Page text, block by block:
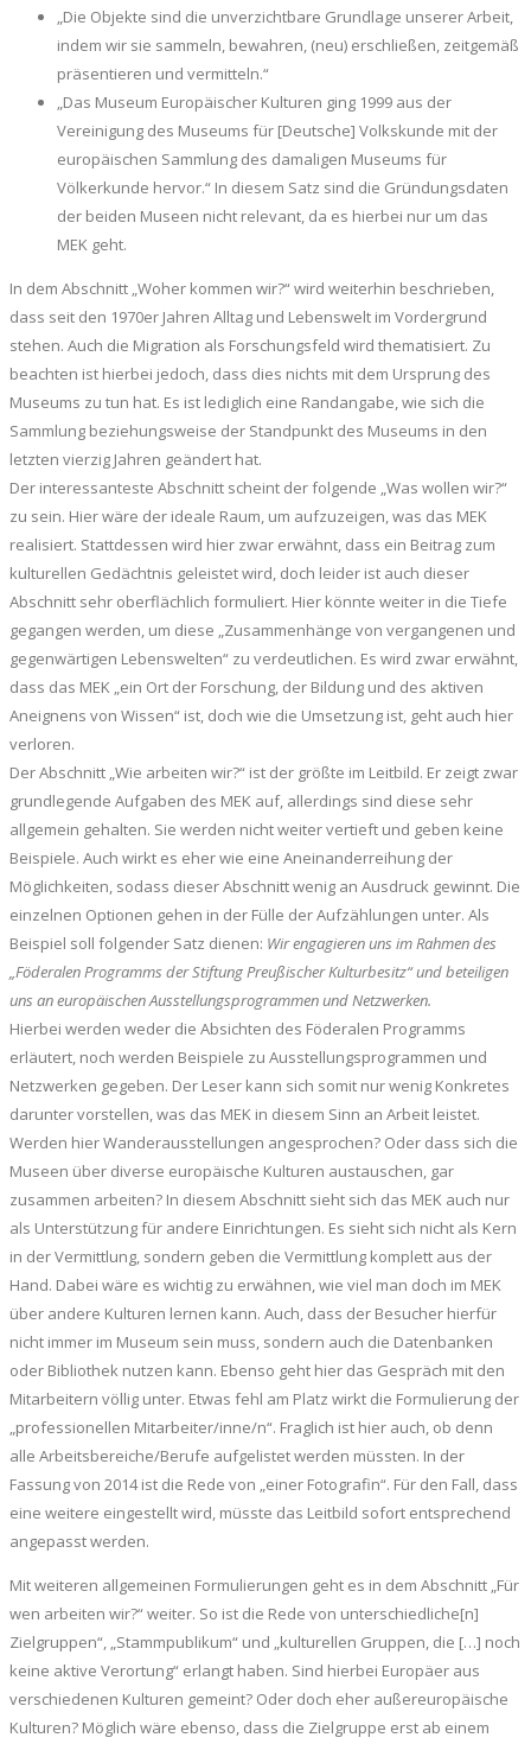
„Die Objekte sind die unverzichtbare Grundlage unserer Arbeit,
indem wir sie sammeln, bewahren, (neu) erschließen, zeitgemäß
präsentieren und vermitteln.“
„Das Museum Europäischer Kulturen ging 1999 aus der
Vereinigung des Museums für [Deutsche] Volkskunde mit der
europäischen Sammlung des damaligen Museums für
Völkerkunde hervor.“ In diesem Satz sind die Gründungsdaten
der beiden Museen nicht relevant, da es hierbei nur um das
MEK geht.
In dem Abschnitt „Woher kommen wir?“ wird weiterhin beschrieben,
dass seit den 1970er Jahren Alltag und Lebenswelt im Vordergrund
stehen. Auch die Migration als Forschungsfeld wird thematisiert. Zu
beachten ist hierbei jedoch, dass dies nichts mit dem Ursprung des
Museums zu tun hat. Es ist lediglich eine Randangabe, wie sich die
Sammlung beziehungsweise der Standpunkt des Museums in den
letzten vierzig Jahren geändert hat.
Der interessanteste Abschnitt scheint der folgende „Was wollen wir?“
zu sein. Hier wäre der ideale Raum, um aufzuzeigen, was das MEK
realisiert. Stattdessen wird hier zwar erwähnt, dass ein Beitrag zum
kulturellen Gedächtnis geleistet wird, doch leider ist auch dieser
Abschnitt sehr oberflächlich formuliert. Hier könnte weiter in die Tiefe
gegangen werden, um diese „Zusammenhänge von vergangenen und
gegenwärtigen Lebenswelten“ zu verdeutlichen. Es wird zwar erwähnt,
dass das MEK „ein Ort der Forschung, der Bildung und des aktiven
Aneignens von Wissen“ ist, doch wie die Umsetzung ist, geht auch hier
verloren.
Der Abschnitt „Wie arbeiten wir?“ ist der größte im Leitbild. Er zeigt zwar
grundlegende Aufgaben des MEK auf, allerdings sind diese sehr
allgemein gehalten. Sie werden nicht weiter vertieft und geben keine
Beispiele. Auch wirkt es eher wie eine Aneinanderreihung der
Möglichkeiten, sodass dieser Abschnitt wenig an Ausdruck gewinnt. Die
einzelnen Optionen gehen in der Fülle der Aufzählungen unter. Als
Beispiel soll folgender Satz dienen: Wir engagieren uns im Rahmen des
„Föderalen Programms der Stiftung Preußischer Kulturbesitz“ und beteiligen
uns an europäischen Ausstellungsprogrammen und Netzwerken.
Hierbei werden weder die Absichten des Föderalen Programms
erläutert, noch werden Beispiele zu Ausstellungsprogrammen und
Netzwerken gegeben. Der Leser kann sich somit nur wenig Konkretes
darunter vorstellen, was das MEK in diesem Sinn an Arbeit leistet.
Werden hier Wanderausstellungen angesprochen? Oder dass sich die
Museen über diverse europäische Kulturen austauschen, gar
zusammen arbeiten? In diesem Abschnitt sieht sich das MEK auch nur
als Unterstützung für andere Einrichtungen. Es sieht sich nicht als Kern
in der Vermittlung, sondern geben die Vermittlung komplett aus der
Hand. Dabei wäre es wichtig zu erwähnen, wie viel man doch im MEK
über andere Kulturen lernen kann. Auch, dass der Besucher hierfür
nicht immer im Museum sein muss, sondern auch die Datenbanken
oder Bibliothek nutzen kann. Ebenso geht hier das Gespräch mit den
Mitarbeitern völlig unter. Etwas fehl am Platz wirkt die Formulierung der
„professionellen Mitarbeiter/inne/n“. Fraglich ist hier auch, ob denn
alle Arbeitsbereiche/Berufe aufgelistet werden müssten. In der
Fassung von 2014 ist die Rede von „einer Fotografin“. Für den Fall, dass
eine weitere eingestellt wird, müsste das Leitbild sofort entsprechend
angepasst werden.
Mit weiteren allgemeinen Formulierungen geht es in dem Abschnitt „Für
wen arbeiten wir?“ weiter. So ist die Rede von unterschiedliche[n]
Zielgruppen“, „Stammpublikum“ und „kulturellen Gruppen, die […] noch
keine aktive Verortung“ erlangt haben. Sind hierbei Europäer aus
verschiedenen Kulturen gemeint? Oder doch eher außereuropäische
Kulturen? Möglich wäre ebenso, dass die Zielgruppe erst ab einem